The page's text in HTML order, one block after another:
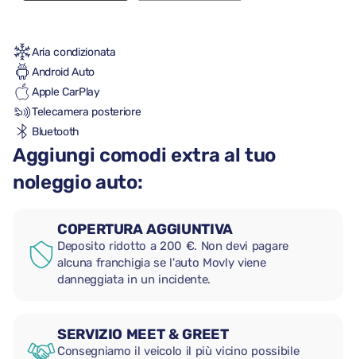
Aria condizionata
Android Auto
Apple CarPlay
Telecamera posteriore
Bluetooth
Aggiungi comodi extra al tuo
noleggio auto:
COPERTURA AGGIUNTIVA
Deposito ridotto a 200 €. Non devi pagare
alcuna franchigia se l'auto Movly viene
danneggiata in un incidente.
SERVIZIO MEET & GREET
Consegniamo il veicolo il più vicino possibile